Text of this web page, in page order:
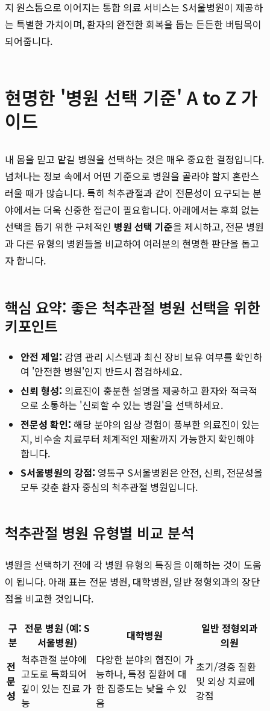
지 원스톱으로 이어지는 통합 의료 서비스는 S서울병원이 제공하
는 특별한 가치이며, 환자의 완전한 회복을 돕는 든든한 버팀목이
되어줍니다.
현명한 '병원 선택 기준' A to Z 가
이드
내 몸을 믿고 맡길 병원을 선택하는 것은 매우 중요한 결정입니다.
넘쳐나는 정보 속에서 어떤 기준으로 병원을 골라야 할지 혼란스
러울 때가 많습니다. 특히 척추관절과 같이 전문성이 요구되는 분
야에서는 더욱 신중한 접근이 필요합니다. 아래에서는 후회 없는
선택을 돕기 위한 구체적인 병원 선택 기준을 제시하고, 전문 병원
과 다른 유형의 병원들을 비교하여 여러분의 현명한 판단을 돕고
자 합니다.
핵심 요약: 좋은 척추관절 병원 선택을 위한
키포인트
안전 제일: 감염 관리 시스템과 최신 장비 보유 여부를 확인하
여 '안전한 병원'인지 반드시 점검하세요.
신뢰 형성: 의료진이 충분한 설명을 제공하고 환자와 적극적
으로 소통하는 '신뢰할 수 있는 병원'을 선택하세요.
전문성 확인: 해당 분야의 임상 경험이 풍부한 의료진이 있는
지, 비수술 치료부터 체계적인 재활까지 가능한지 확인해야
합니다.
S서울병원의 강점: 영통구 S서울병원은 안전, 신뢰, 전문성을
모두 갖춘 환자 중심의 척추관절 병원입니다.
척추관절 병원 유형별 비교 분석
병원을 선택하기 전에 각 병원 유형의 특징을 이해하는 것이 도움
이 됩니다. 아래 표는 전문 병원, 대학병원, 일반 정형외과의 장단
점을 비교한 것입니다.
구
분
전문 병원 (예: S
서울병원)
대학병원
일반 정형외과
의원
전
문
성
척추관절 분야에
고도로 특화되어
깊이 있는 진료 가
능
다양한 분야의 협진이 가
능하나, 특정 질환에 대
한 집중도는 낮을 수 있
음
초기/경증 질환
및 외상 치료에
강점